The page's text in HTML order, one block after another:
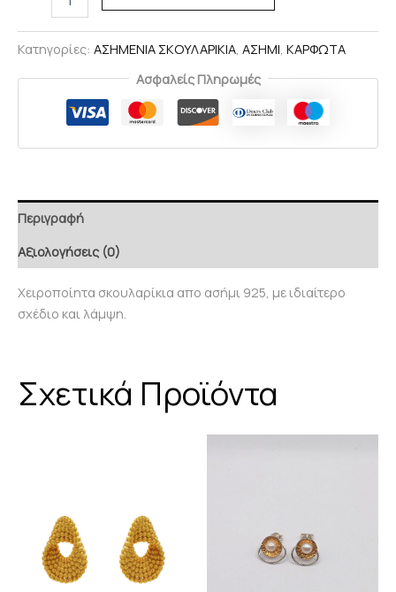
Κατηγορίες: ΑΣΗΜΕΝΙΑ ΣΚΟΥΛΑΡΙΚΙΑ, ΑΣΗΜΙ, ΚΑΡΦΩΤΑ
Ασφαλείς Πληρωμές
Περιγραφή
Αξιολογήσεις (0)
Χειροποίητα σκουλαρίκια απο ασήμι 925, με ιδιαίτερο
σχέδιο και λάμψη.
Σχετικά Προϊόντα